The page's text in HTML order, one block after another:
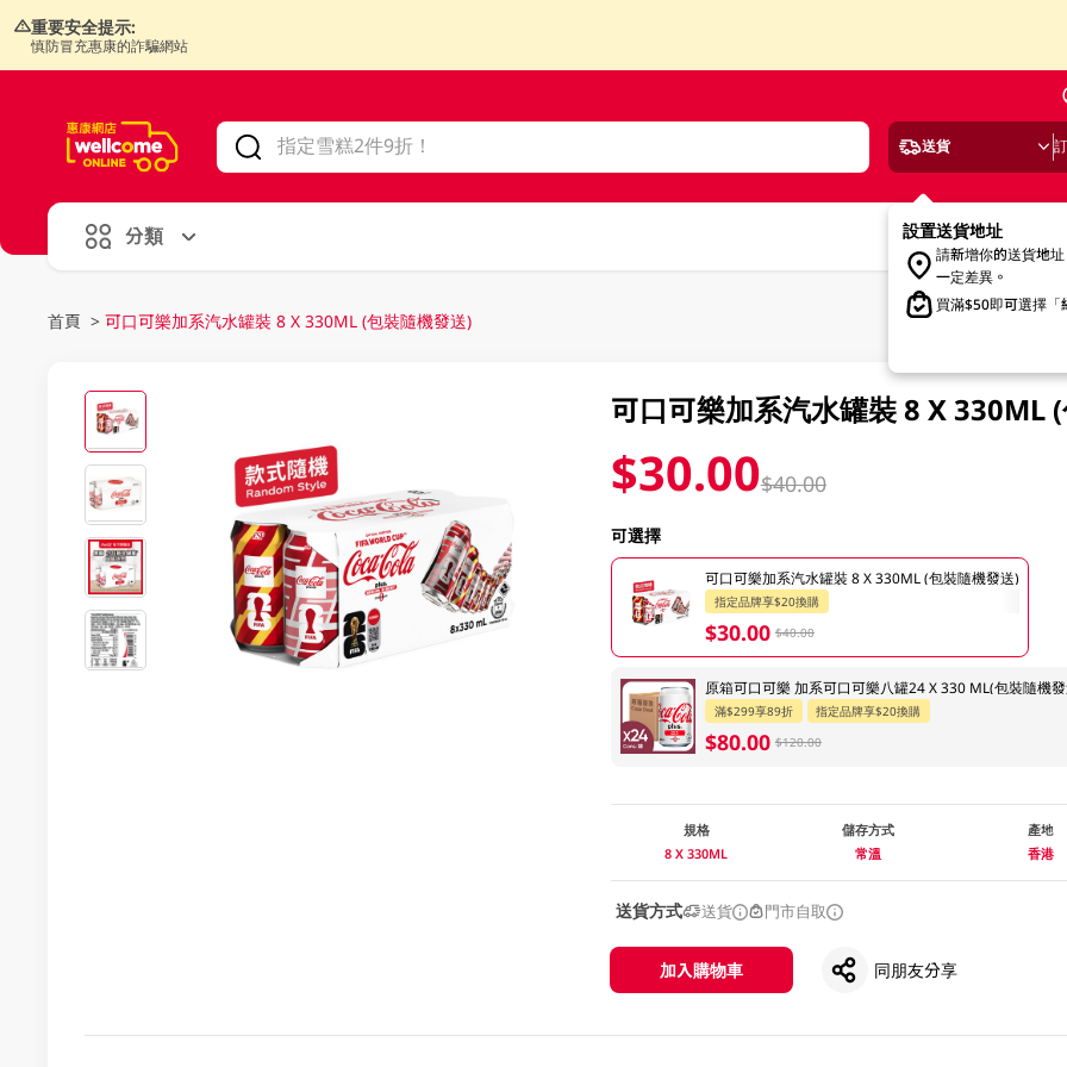
重要安全提示:
慎防冒充惠康的詐騙網站
送貨
設置送貨地址
請新增你的送貨地
一定差異。
買滿$50即可選擇「
分類
首頁 > 可口可樂加系汽水罐裝 8 X 330ML (包裝隨機發送)
可口可樂加系汽水罐裝 8 X 330ML
$30.00$40.00
可選擇
可口可樂加系汽水罐裝 8 X 330ML (包裝隨機發送)
指定品牌享$20換購
$30.00 $40.00
原箱可口可樂 加系可口可樂八罐24 X 330 ML(包裝隨機
滿$299享89折 指定品牌享$20換購
$80.00 $120.00
規格
8 X 330ML
儲存方式
常溫
產地
香港
送貨方式 送貨 門市自取
加入購物車 同朋友分享